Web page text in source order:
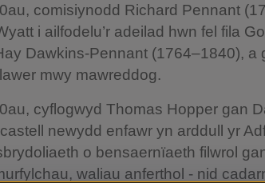
comisiynodd Richard Pennant
i ailfodelu’r adeilad hwn fel fila
Dawkins-Pennant (1764–1840), a
mwy mawreddog.
cyflogwyd Thomas Hopper gan
newydd enfawr yn arddull yr
o bensaernïaeth filwrol
waliau anferthol - nid